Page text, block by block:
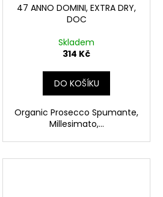
47 ANNO DOMINI, EXTRA DRY,
DOC
Skladem
314 Kč
DO KOŠÍKU
Organic Prosecco Spumante,
Millesimato,...